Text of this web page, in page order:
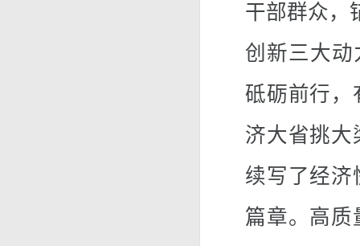
干部群众，
创新三大动
砥砺前行，
济大省挑大
续写了经济
篇章。高质